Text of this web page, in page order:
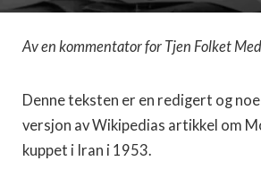
Av en kommentator for Tjen Folket
Denne teksten er en redigert og
versjon av Wikipedias artikkel om
kuppet i Iran i 1953.